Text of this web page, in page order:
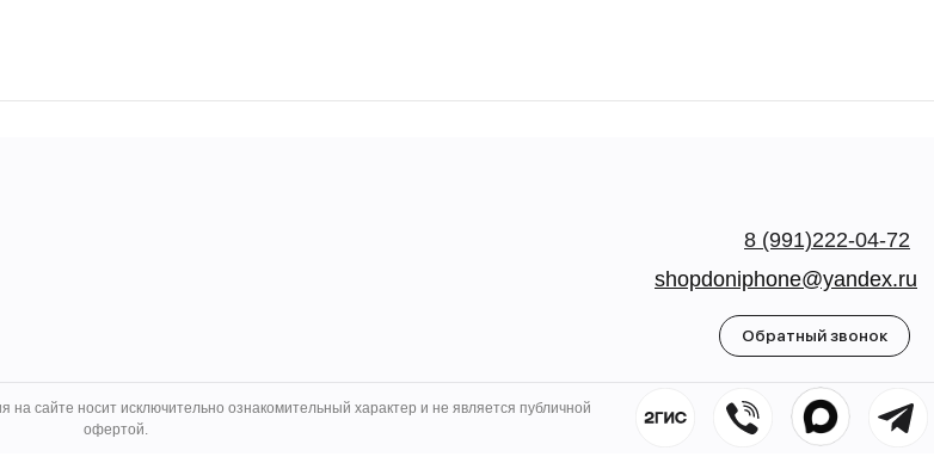
Обратный звонок
8 (991)222-04-72
shopdoniphone@yandex.ru
сайте носит исключительно ознакомительный характер и не является публичной
офертой.